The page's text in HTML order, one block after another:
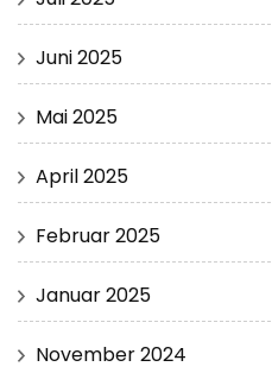
Juni 2025
Mai 2025
April 2025
Februar 2025
Januar 2025
November 2024